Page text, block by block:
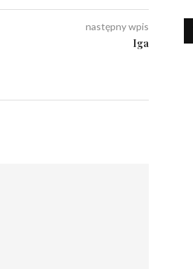
następny wpis
Iga